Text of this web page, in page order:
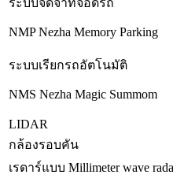
NMP Nezha Memory Parking
ระบบเรียกรถอัตโนมัติ
NMS Nezha Magic Summom
LIDAR
กล้องรอบคัน
เรดาร์แบบ Millimeter wave